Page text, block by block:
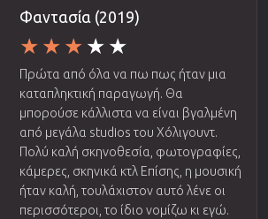
Φαντασία (2019)
Πρώτα από όλα να πω πως ήταν μια
καταπληκτική παραγωγή. Θα
μπορούσε κάλλιστα να είναι βγαλμένη
από μεγάλα studios του Χόλιγουντ.
Πολύ καλή σκηνοθεσία, φωτογραφίες,
κάμερες, σκηνικά κτλ Επίσης, η μουσική
ήταν καλή, τουλάχιστον αυτό λένε οι
περισσότεροι, το ίδιο νομίζω κι εγώ.